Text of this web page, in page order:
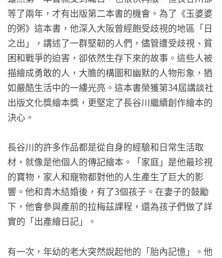
等了兩年，才有出版第二本書的機會。為了《玉婆婆
的粥》這本書，他深入大阪曾經飽受歧視的地區「日
之出」，講述了一群堅韌的人們，儘管遭受歧視、貧
困和戰爭的迫害，卻依然生存下來的故事。這些人被
描繪成勇敢的人，大膽的構圖和幽默的人物形象，猶
如嚴酷生活中的一縷光亮。這本書榮獲第34屆講談社
出版文化獎繪本獎，更堅定了長谷川繼續創作繪本的
決心。
長谷川的許多作品都是從自身的經驗和日常生活取
材，就像是他個人的傳記繪本。「家庭」是他最珍視
的寶物，家人和寵物都對他的人生產生了巨大的影
響。他和青木結婚後，有了3個孩子。在妻子的鼓勵
下，他會參與產前的拉梅茲課程，還為孩子們做了詳
實的「出產繪日記」。
有一次，年幼的老大突然說起他的「胎內記憶」。他